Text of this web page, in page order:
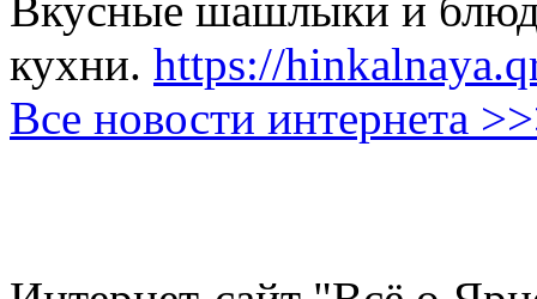
кухни. https://
Все новости интернета